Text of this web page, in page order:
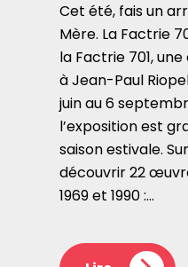
Cet été, fais un
Mère. La Factrie
la Factrie 701,
à Jean-Paul
juin au 6
l’exposition est
saison estivale.
découvrir 22
1969 et 1990 :…